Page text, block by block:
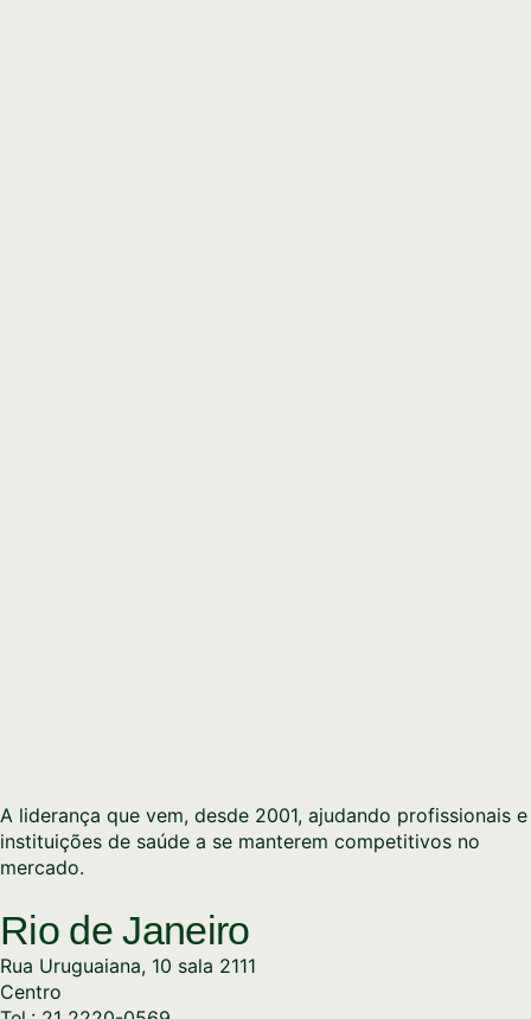
A liderança que vem, desde 2001, ajudando profissionais e
instituições de saúde a se manterem competitivos no
mercado.
Rio de Janeiro
Rua Uruguaiana, 10 sala 2111
Centro